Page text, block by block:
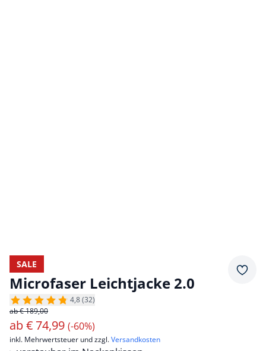
SALE
Microfaser Leichtjacke 2.0
4,8 (32)
ab € 189,00
ab€ 74,99 (-60%)
inkl. Mehrwertsteuer und zzgl.Versandkosten